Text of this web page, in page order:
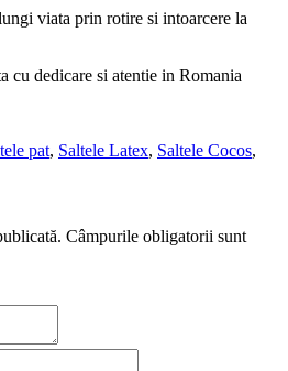
viata prin rotire si intoarcere la
cu dedicare si atentie in Romania
pat, Saltele Latex, Saltele Cocos,
Câmpurile obligatorii sunt